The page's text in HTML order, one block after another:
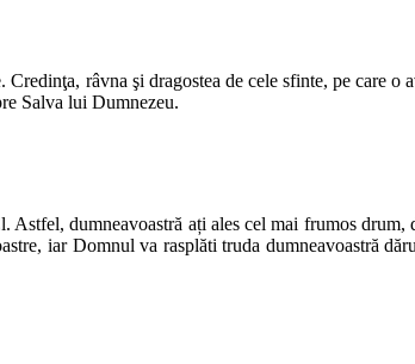
râvna şi dragostea de cele sfinte, pe care o
Salva lui Dumnezeu.
dumneavoastră ați ales cel mai frumos
iar Domnul va rasplăti truda dumneavoastră